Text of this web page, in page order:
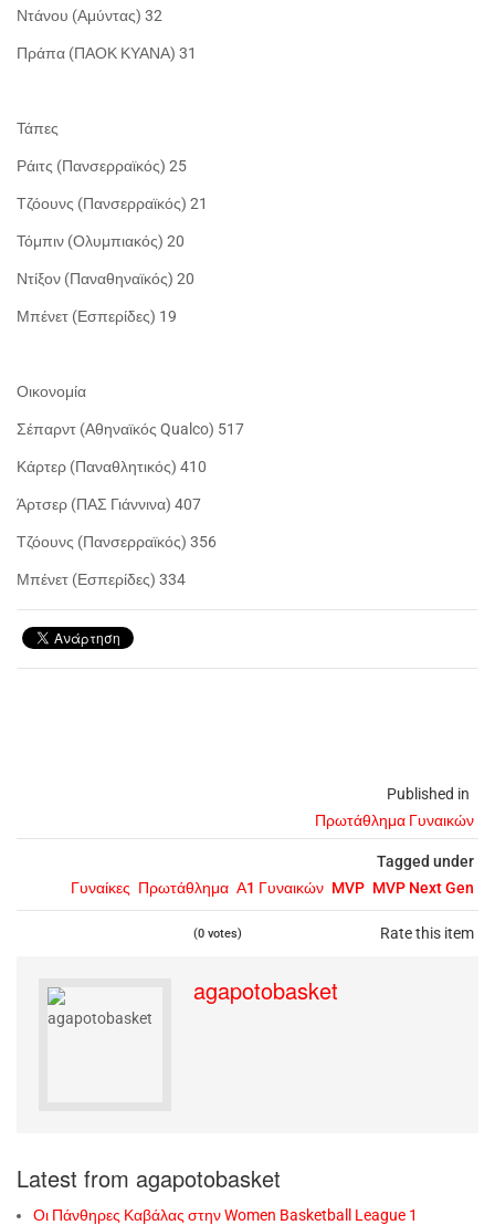
Published in
Πρωτάθλημα Γυναικών
Tagged under
Γυναίκες Πρωτάθλημα Α1 Γυναικών MVP MVP Next Gen
Rate this item
(0 votes)
Ντάνου (Αμύντας) 32
Πράπα (ΠΑΟΚ ΚΥΑΝΑ) 31
Τάπες
Ράιτς (Πανσερραϊκός) 25
Τζόουνς (Πανσερραϊκός) 21
Τόμπιν (Ολυμπιακός) 20
Ντίξον (Παναθηναϊκός) 20
Μπένετ (Εσπερίδες) 19
Οικονομία
Σέπαρντ (Αθηναϊκός Qualco) 517
Κάρτερ (Παναθλητικός) 410
Άρτσερ (ΠΑΣ Γιάννινα) 407
Τζόουνς (Πανσερραϊκός) 356
Μπένετ (Εσπερίδες) 334
agapotobasket
Latest from agapotobasket
Οι Πάνθηρες Καβάλας στην Women Basketball League 1